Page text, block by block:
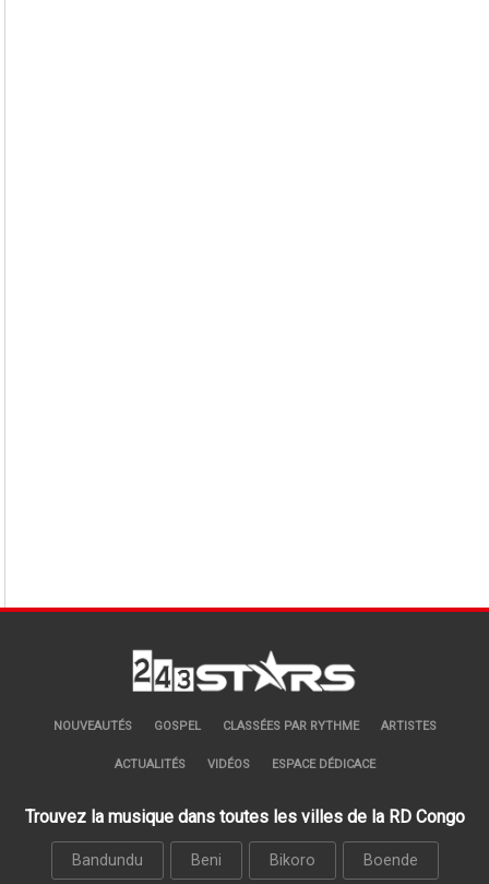
NOUVEAUTÉS GOSPEL CLASSÉES PAR RYTHME ARTISTES
ACTUALITÉS VIDÉOS ESPACE DÉDICACE
Trouvez la musique dans toutes les villes de la RD Congo
Bandundu Beni Bikoro Boende